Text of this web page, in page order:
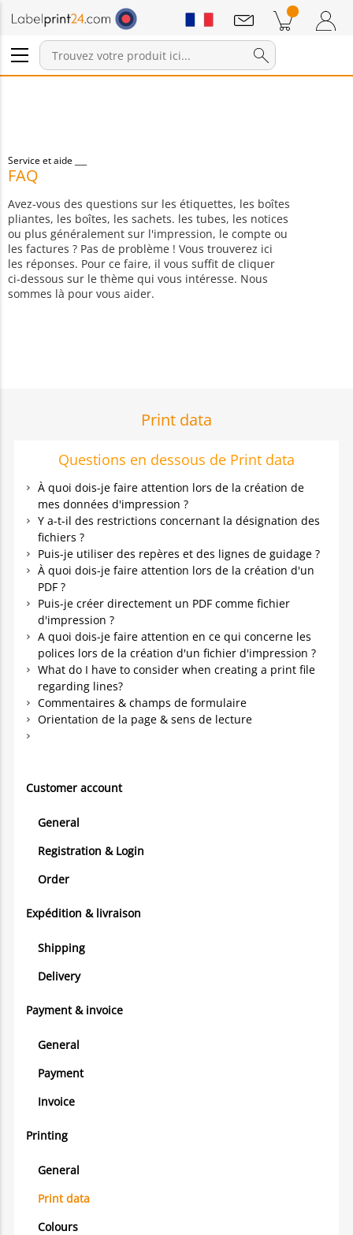
Produits dans le panier
Annonces
Service et aide
FAQ
Avez-vous des questions sur les étiquettes, les boîtes
pliantes, les boîtes, les sachets. les tubes, les notices
ou plus généralement sur l'impression, le compte ou
les factures ? Pas de problème ! Vous trouverez ici
les réponses. Pour ce faire, il vous suffit de cliquer
ci-dessous sur le thème qui vous intéresse. Nous
sommes là pour vous aider.
Print data
Customer account
General
Registration & Login
Order
Expédition & livraison
Shipping
Delivery
Payment & invoice
General
Payment
Invoice
Printing
General
Print data
Colours
Questions en dessous de Print data
À quoi dois-je faire attention lors de la création de
mes données d'impression ?
Y a-t-il des restrictions concernant la désignation des
fichiers ?
Puis-je utiliser des repères et des lignes de guidage ?
À quoi dois-je faire attention lors de la création d'un
PDF ?
Puis-je créer directement un PDF comme fichier
d'impression ?
A quoi dois-je faire attention en ce qui concerne les
polices lors de la création d'un fichier d'impression ?
What do I have to consider when creating a print file
regarding lines?
Commentaires & champs de formulaire
Orientation de la page & sens de lecture